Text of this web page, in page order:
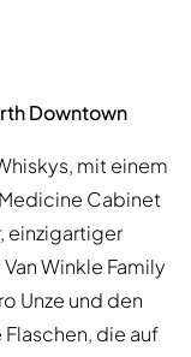
Downtown
mit einem
Cabinet
einzigartiger
Winkle Family
Unze und den
Flaschen, die auf